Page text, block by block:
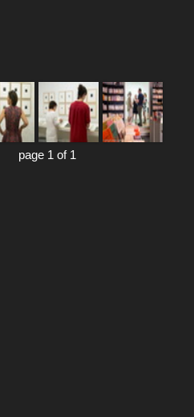
page 1 of 1